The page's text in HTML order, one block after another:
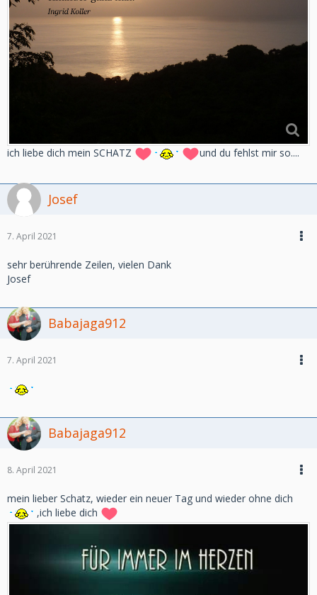
ich liebe dich mein SCHATZ und du fehlst mir so....
Josef
7. April 2021
sehr berührende Zeilen, vielen Dank
Josef
Babajaga912
7. April 2021
Babajaga912
8. April 2021
mein lieber Schatz, wieder ein neuer Tag und wieder ohne dich
,ich liebe dich